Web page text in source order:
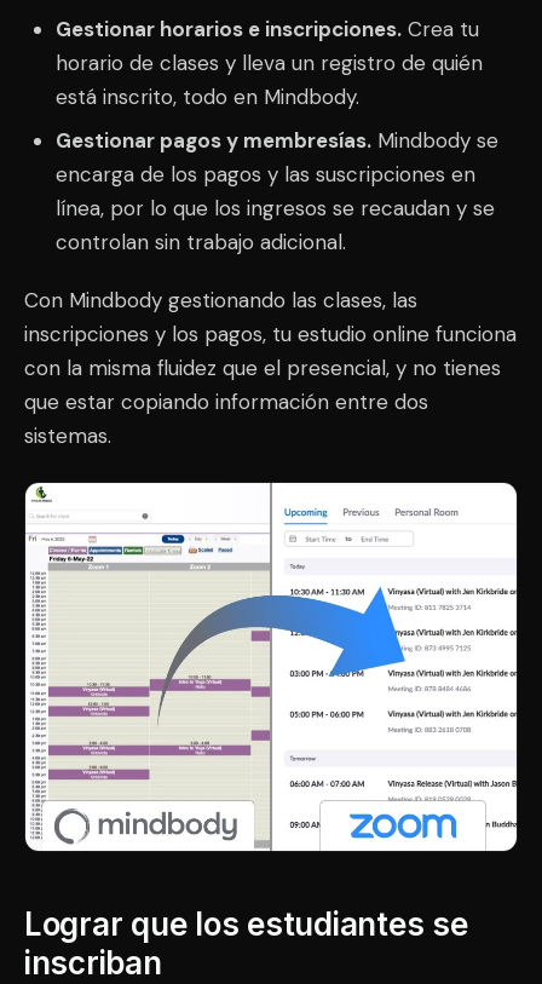
Gestionar horarios e inscripciones.Crea tu
horario de clases y lleva un registro de quién
está inscrito, todo en Mindbody.
Gestionar pagos y membresías.Mindbody se
encarga de los pagos y las suscripciones en
línea, por lo que los ingresos se recaudan y se
controlan sin trabajo adicional.
Con Mindbody gestionando las clases, las
inscripciones y los pagos, tu estudio online funciona
con la misma fluidez que el presencial, y no tienes
que estar copiando información entre dos
sistemas.
Lograr que los estudiantes se
inscriban